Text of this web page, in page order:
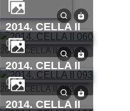
2014. CELLA II 060
2014. CELLA II
060
2014. CELLA II 093
2014. CELLA II
093
2014. CELLA II